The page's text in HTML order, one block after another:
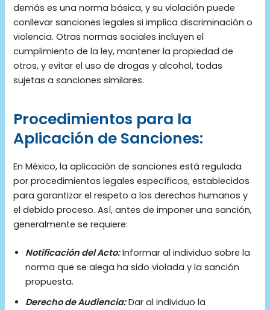
demás es una norma básica, y su violación puede
conllevar sanciones legales si implica discriminación o
violencia. Otras normas sociales incluyen el
cumplimiento de la ley, mantener la propiedad de
otros, y evitar el uso de drogas y alcohol, todas
sujetas a sanciones similares​.
Procedimientos para la
Aplicación de Sanciones:
En México, la aplicación de sanciones está regulada
por procedimientos legales específicos, establecidos
para garantizar el respeto a los derechos humanos y
el debido proceso. Así, antes de imponer una sanción,
generalmente se requiere:
Notificación del Acto:Informar al individuo sobre la
norma que se alega ha sido violada y la sanción
propuesta.
Derecho de Audiencia:Dar al individuo la